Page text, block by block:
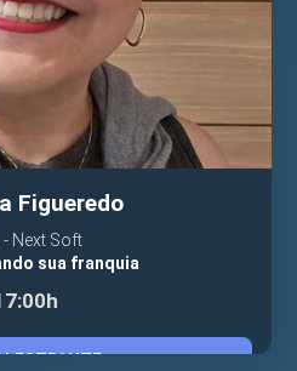
Figueredo
- Next Soft
sua franquia